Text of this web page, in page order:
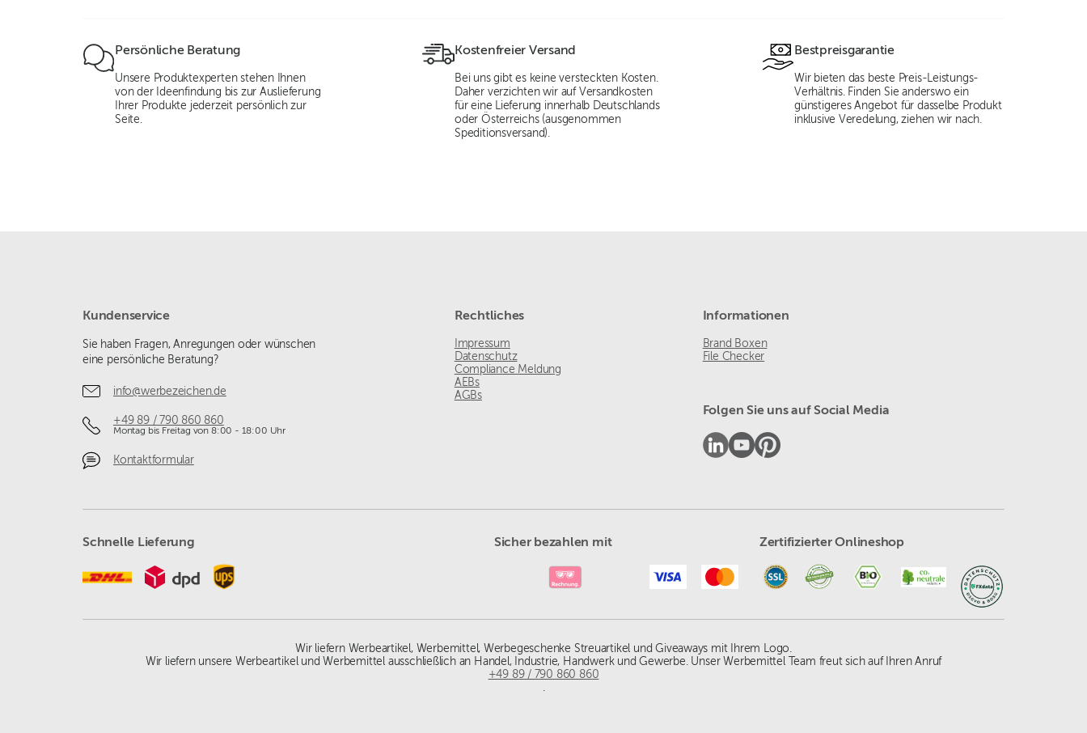
Persönliche Beratung
Unsere Produktexperten stehen Ihnen
von der Ideenfindung bis zur Auslieferung
Ihrer Produkte jederzeit persönlich zur
Seite.
Kostenfreier Versand
Bei uns gibt es keine versteckten Kosten.
Daher verzichten wir auf Versandkosten
für eine Lieferung innerhalb Deutschlands
oder Österreichs (ausgenommen
Speditionsversand).
Bestpreisgarantie
Wir bieten das beste Preis-Leistungs-
Verhältnis. Finden Sie anderswo ein
günstigeres Angebot für dasselbe Produkt
inklusive Veredelung, ziehen wir nach.
Kundenservice
Sie haben Fragen, Anregungen oder wünschen
eine persönliche Beratung?
info@werbezeichen.de
+49 89 / 790 860 860
Montag bis Freitag von 8:00 - 18:00 Uhr
Kontaktformular
Rechtliches
Impressum
Datenschutz
Compliance Meldung
AEBs
AGBs
Informationen
Brand Boxen
File Checker
Folgen Sie uns auf Social Media
Schnelle Lieferung Sicher bezahlen mit Zertifizierter Onlineshop
Wir liefern Werbeartikel, Werbemittel, Werbegeschenke Streuartikel und Giveaways mit Ihrem Logo.
Wir liefern unsere Werbeartikel und Werbemittel ausschließlich an Handel, Industrie, Handwerk und Gewerbe. Unser Werbemittel Team freut sich auf Ihren Anruf
+49 89 / 790 860 860
.